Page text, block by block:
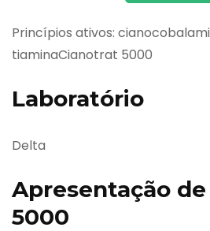
Princípios ativos:
tiaminaCianotrat 5000
Laboratório
Delta
Apresentação
5000